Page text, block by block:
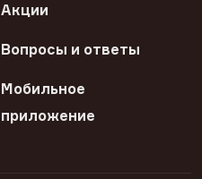
Акции
Вопросы и ответы
Мобильное
приложение